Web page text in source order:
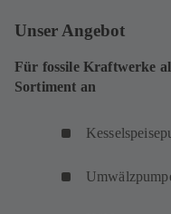
Unser Angebot
Für fossile Kraftwerke
Sortiment an